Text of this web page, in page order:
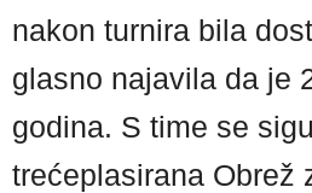
nakon turnira bila
glasno najavila da je
godina. S time se
trećeplasirana Obrež